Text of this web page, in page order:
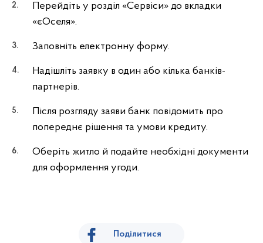
Перейдіть у розділ «Сервіси» до вкладки
«єОселя».
Заповніть електронну форму.
Надішліть заявку в один або кілька банків-
партнерів.
Після розгляду заяви банк повідомить про
попереднє рішення та умови кредиту.
Оберіть житло й подайте необхідні документи
для оформлення угоди.
Поділитися